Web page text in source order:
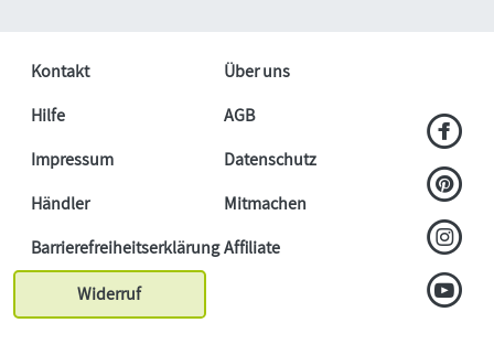
Kontakt
Über uns
Hilfe
AGB
Impressum
Datenschutz
Händler
Mitmachen
BarrierefreiheitserklärungAffiliate
Widerruf